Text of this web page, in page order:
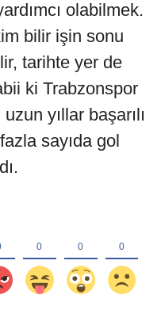
olabilmek.
bilir işin sonu
tarihte yer de
ki Trabzonspor
yıllar başarılı
sayıda gol